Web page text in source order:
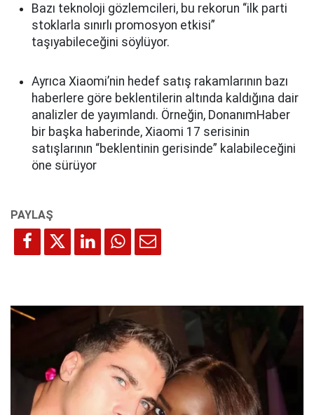
Bazı teknoloji gözlemcileri, bu rekorun “ilk parti
stoklarla sınırlı promosyon etkisi”
taşıyabileceğini söylüyor.
Ayrıca Xiaomi’nin hedef satış rakamlarının bazı
haberlere göre beklentilerin altında kaldığına dair
analizler de yayımlandı. Örneğin, DonanımHaber
bir başka haberinde, Xiaomi 17 serisinin
satışlarının “beklentinin gerisinde” kalabileceğini
öne sürüyor